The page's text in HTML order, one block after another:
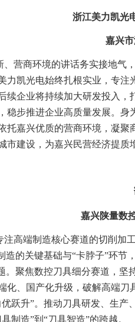
浙江美力凯光
嘉兴
、营商环境的讲话务实接地气
力凯光电始终扎根实业，专
续企业将持续加大研发投入
稳步推进企业高质量发展。
托嘉兴优质的营商环境，凝
市建设，为嘉兴民营经济提质
嘉兴陕量数
注高端制造核心赛道的切削加
造的关键基础与“卡脖子”环
。聚焦数控刀具细分赛道，
化、国产化升级，破解高端刀
跃升”。推动刀具研发、生产
制造”到“刀具智造”的跨越。